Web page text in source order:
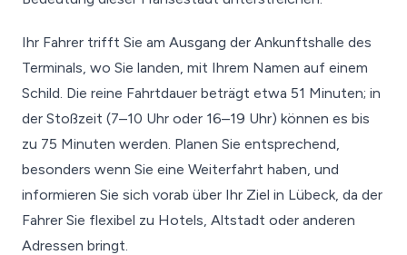
Ihr Fahrer trifft Sie am Ausgang der Ankunftshalle des
Terminals, wo Sie landen, mit Ihrem Namen auf einem
Schild. Die reine Fahrtdauer beträgt etwa 51 Minuten; in
der Stoßzeit (7–10 Uhr oder 16–19 Uhr) können es bis
zu 75 Minuten werden. Planen Sie entsprechend,
besonders wenn Sie eine Weiterfahrt haben, und
informieren Sie sich vorab über Ihr Ziel in Lübeck, da der
Fahrer Sie flexibel zu Hotels, Altstadt oder anderen
Adressen bringt.